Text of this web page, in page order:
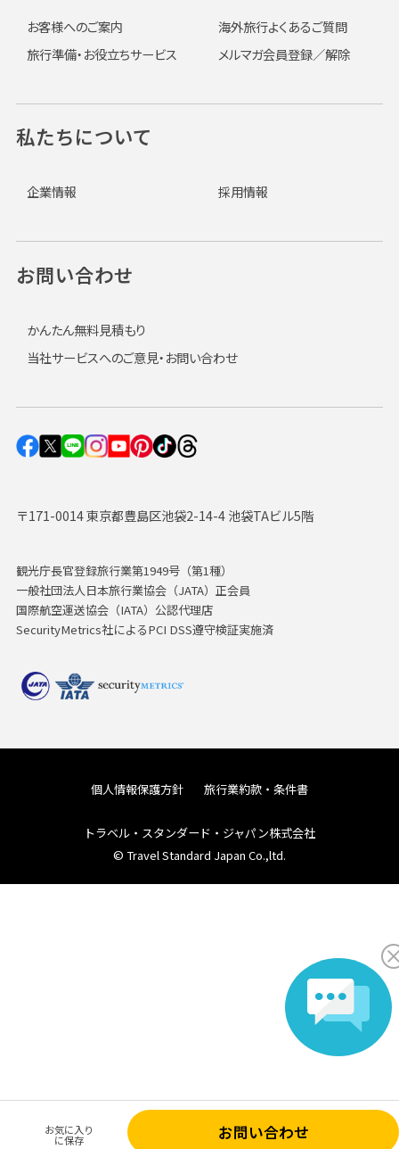
お気に入り
に保存 お問い合わせ
〒171-0014 東京都豊島区池袋2-14-4 池袋TAビル5階
観光庁長官登録旅行業第1949号（第1種）
一般社団法人日本旅行業協会（JATA）正会員
国際航空運送協会（IATA）公認代理店
SecurityMetrics社によるPCI DSS遵守検証実施済
お客様へのご案内
海外旅行よくあるご質問
旅行準備・お役立ちサービス
メルマガ会員登録／解除
私たちについて
企業情報 採用情報
お問い合わせ
かんたん無料見積もり
当社サービスへのご意見・お問い合わせ
個人情報保護方針 旅行業約款・条件書
トラベル・スタンダード・ジャパン株式会社
© Travel Standard Japan Co.,ltd.